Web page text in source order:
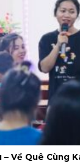
– Về Quê Cùng